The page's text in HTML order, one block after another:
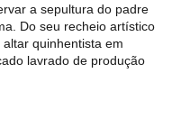
a sepultura do padre
Do seu recheio artístico
quinhentista em
lavrado de produção